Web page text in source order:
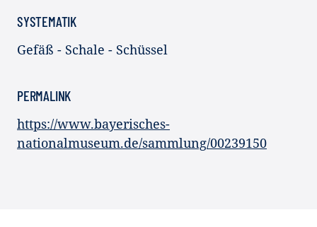
SYSTEMATIK
Gefäß - Schale - Schüssel
PERMALINK
https://www.bayerisches-
nationalmuseum.de/sammlung/00239150